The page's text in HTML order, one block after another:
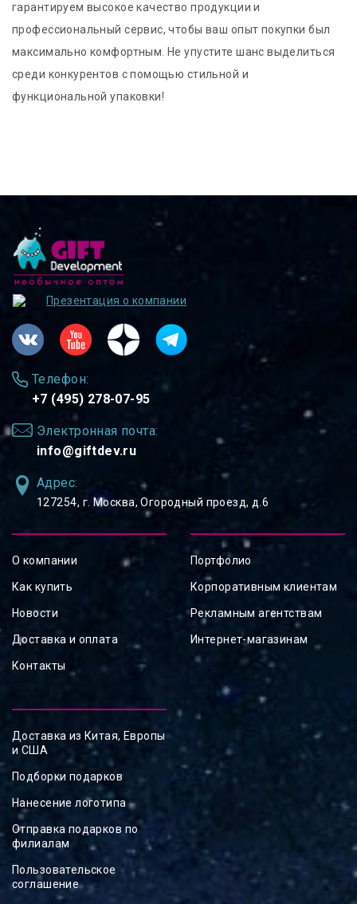
гарантируем высокое качество продукции и
профессиональный сервис, чтобы ваш опыт покупки был
максимально комфортным. Не упустите шанс выделиться
среди конкурентов с помощью стильной и
функциональной упаковки!
Презентация о компании
Телефон:
+7 (495) 278-07-95
Электронная почта:
info@giftdev.ru
Адрес:
127254, ⁠г. Москва, Огородный проезд, д.6
О компании
Как купить
Новости
Доставка и оплата
Контакты
Портфолио
Корпоративным клиентам
Рекламным агентствам
Интернет-магазинам
Доставка из Китая, Европы
и США
Подборки подарков
Нанесение логотипа
Отправка подарков по
филиалам
Пользовательское
соглашение